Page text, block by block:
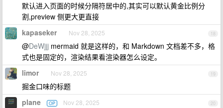
默认进入页面的时候分隔符居中的,其实可以默认黄金比例分
割,preview 侧更大更直接
18
kapaseker Nov 28, 2025
@DeWjjj mermaid 就是这样的，和 Markdown 文档差不多，格
式也是固定的，渲染结果看渲染器怎么设定。
19
limor Nov 28, 2025
掘金口味的标题
20
plane OP Nov 28, 2025